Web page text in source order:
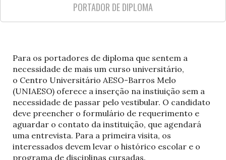
PORTADOR DE DIPLOMA
Para os portadores de diploma que sentem a
necessidade de mais um curso universitário,
o Centro Universitário AESO-Barros Melo
(UNIAESO) oferece a inserção na instiuição sem a
necessidade de passar pelo vestibular. O candidato
deve preencher o formulário de requerimento e
aguardar o contato da instituição, que agendará
uma entrevista. Para a primeira visita, os
interessados devem levar o histórico escolar e o
programa de disciplinas cursadas.